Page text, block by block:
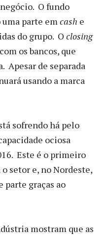
O fundo
parte emcash e
do grupo. O closing
os bancos, que
Apesar de separada
usando a marca
sofrendo há pelo
ociosa
Este é o primeiro
setor e, no Nordeste,
parte graças ao
mostram que as